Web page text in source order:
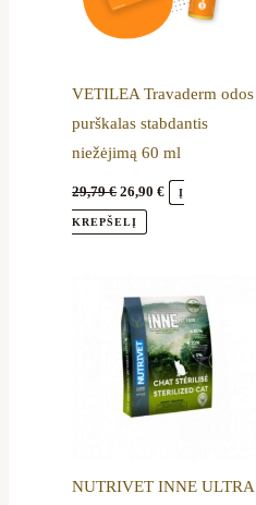
VETILEA Travaderm odos
purškalas stabdantis
niežėjimą 60 ml
29,79€ 26,90€ Į
KREPŠELĮ
NUTRIVET INNE ULTRA
range:
19,50 €
through
55,99 €
product
has
multiple
variants.
may